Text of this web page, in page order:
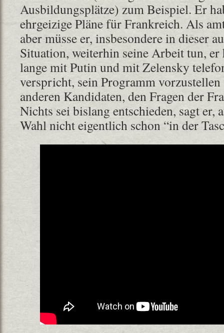
Ausbildungsplätze) zum Beispiel. Er
ehrgeizige Pläne für Frankreich. Als
aber müsse er, insbesondere in dieser
Situation, weiterhin seine Arbeit tun, er
lange mit Putin und mit Zelensky
verspricht, sein Programm
anderen Kandidaten, den Fragen der
Nichts sei bislang entschieden, sagt er,
Wahl nicht eigentlich schon “in der